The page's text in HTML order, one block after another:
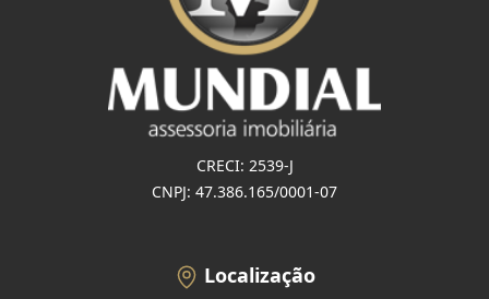
CRECI: 2539-J
CNPJ: 47.386.165/0001-07
Localização